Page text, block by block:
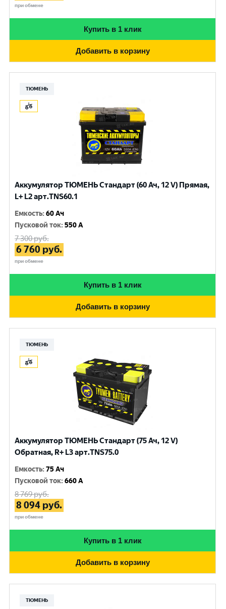
при обмене
Купить в 1 клик
Добавить в корзину
ТЮМЕНЬ
Аккумулятор ТЮМЕНЬ Стандарт (60 Ач, 12 V) Прямая,
L+ L2 арт.TNS60.1
Емкость:60 Ач
Пусковой ток:550 A
7 300руб.
6 760 руб.
при обмене
Купить в 1 клик
Добавить в корзину
ТЮМЕНЬ
Аккумулятор ТЮМЕНЬ Стандарт (75 Ач, 12 V)
Обратная, R+ L3 арт.TNS75.0
Емкость:75 Ач
Пусковой ток:660 A
8 769руб.
8 094 руб.
при обмене
Купить в 1 клик
Добавить в корзину
ТЮМЕНЬ